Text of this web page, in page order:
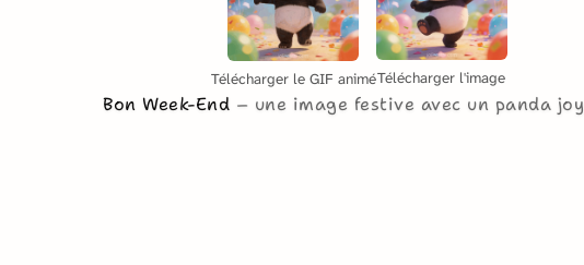
Télécharger le GIF animéTélécharger l'image
Bon Week-End une image festive avec un panda